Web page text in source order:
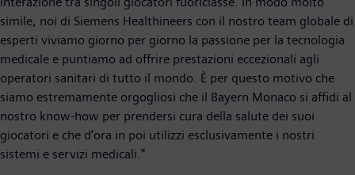
simile, noi di Siemens Healthineers con il nostro team globale di
esperti viviamo giorno per giorno la passione per la tecnologia
medicale e puntiamo ad offrire prestazioni eccezionali agli
operatori sanitari di tutto il mondo. È per questo motivo che
siamo estremamente orgogliosi che il Bayern Monaco si affidi al
nostro know-how per prendersi cura della salute dei suoi
giocatori e che d’ora in poi utilizzi esclusivamente i nostri
sistemi e servizi medicali."